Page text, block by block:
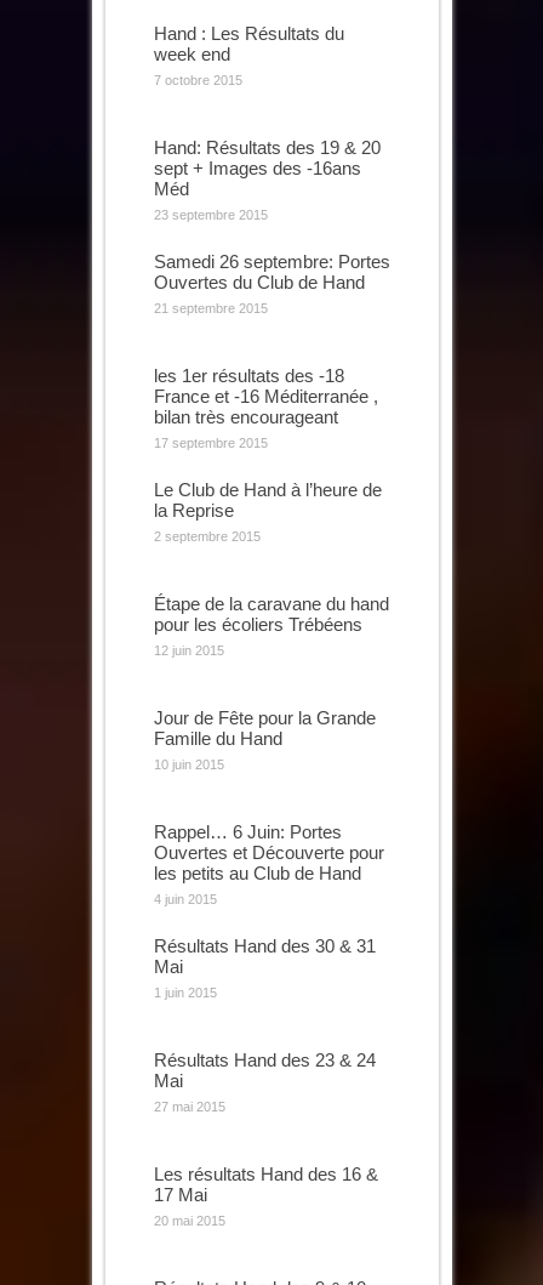
Hand : Les Résultats du
week end
7 octobre 2015
Hand: Résultats des 19 & 20
sept + Images des -16ans
Méd
23 septembre 2015
Samedi 26 septembre: Portes
Ouvertes du Club de Hand
21 septembre 2015
les 1er résultats des -18
France et -16 Méditerranée ,
bilan très encourageant
17 septembre 2015
Le Club de Hand à l’heure de
la Reprise
2 septembre 2015
Étape de la caravane du hand
pour les écoliers Trébéens
12 juin 2015
Jour de Fête pour la Grande
Famille du Hand
10 juin 2015
Rappel… 6 Juin: Portes
Ouvertes et Découverte pour
les petits au Club de Hand
4 juin 2015
Résultats Hand des 30 & 31
Mai
1 juin 2015
Résultats Hand des 23 & 24
Mai
27 mai 2015
Les résultats Hand des 16 &
17 Mai
20 mai 2015